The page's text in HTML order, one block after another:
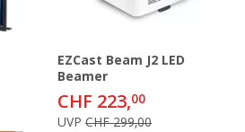
EZCast Beam J2 LED
Beamer
CHF 223,00
UVP CHF 299,00